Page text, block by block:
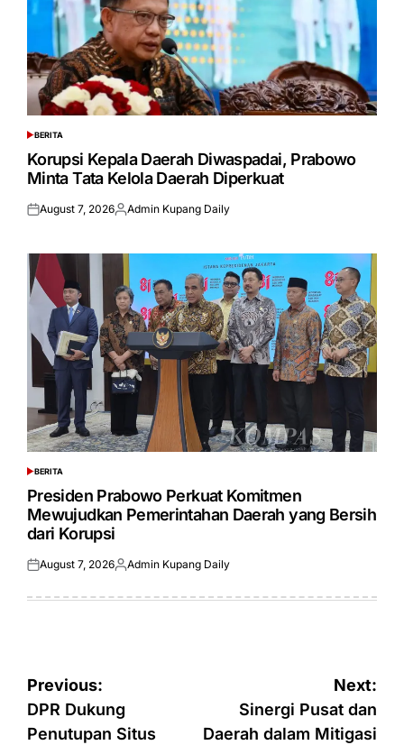
POSTED
IN
BERITA
Korupsi Kepala Daerah Diwaspadai, Prabowo
Minta Tata Kelola Daerah Diperkuat
Posted
August 7, 2026Posted
Admin Kupang Daily
POSTED
IN
BERITA
Presiden Prabowo Perkuat Komitmen
Mewujudkan Pemerintahan Daerah yang Bersih
dari Korupsi
Posted
August 7, 2026Posted
Admin Kupang Daily
Post
navigation
Previous:
DPR Dukung
Penutupan Situs
Next:
Sinergi Pusat dan
Daerah dalam Mitigasi